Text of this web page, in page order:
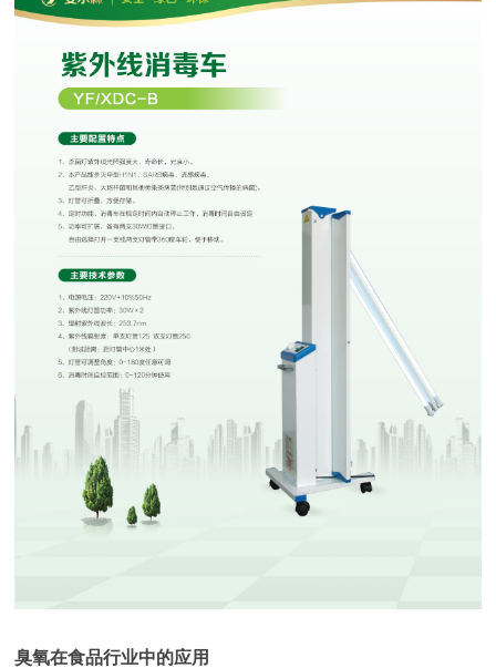
臭氧在食品行业中的应用